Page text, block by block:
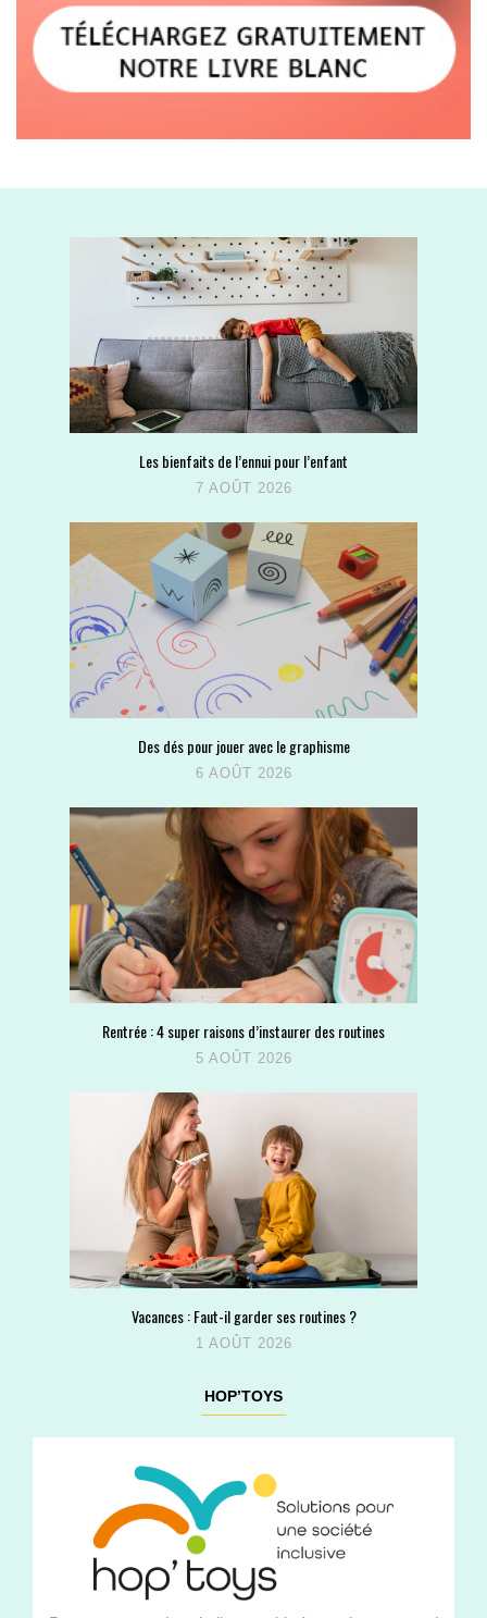
Les bienfaits de l’ennui pour l’enfant
7 AOÛT 2026
Des dés pour jouer avec le graphisme
6 AOÛT 2026
Rentrée : 4 super raisons d’instaurer des routines
5 AOÛT 2026
Vacances : Faut-il garder ses routines ?
1 AOÛT 2026
HOP’TOYS